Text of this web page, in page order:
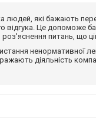
людей, які бажають
відгука. Це допоможе
питань, що
ненормативної
діяльність